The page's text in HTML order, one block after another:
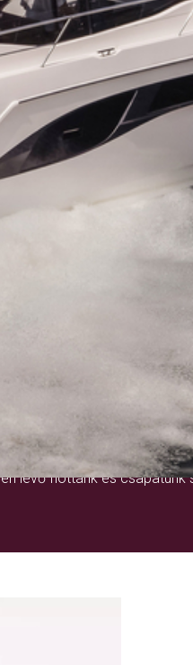
lévő flottánk és csapatunk